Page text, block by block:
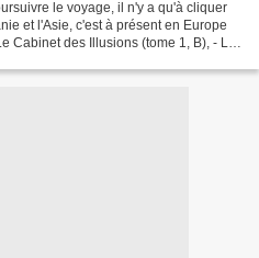
le voyage, il n'y a qu'à cliquer
et l'Asie, c'est à présent en Europe
Cabinet des Illusions (tome 1, B), - Le